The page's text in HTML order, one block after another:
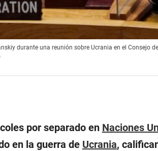
durante una reunión sobre Ucrania en el Consejo
por separado en Naciones
en la guerra de Ucrania,